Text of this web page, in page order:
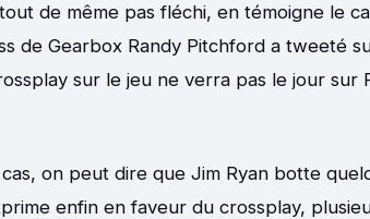
de même pas fléchi, en témoigne le
de Gearbox Randy Pitchford a tweeté
sur le jeu ne verra pas le jour sur
cas, on peut dire que Jim Ryan botte
enfin en faveur du crossplay,